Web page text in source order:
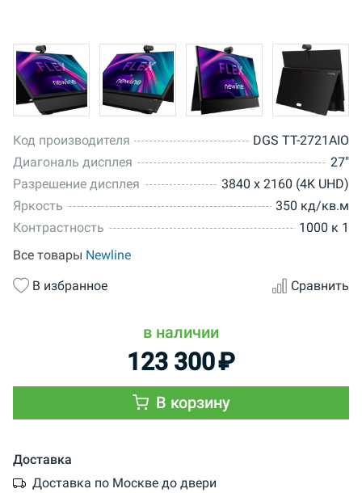
Код производителя
DGS TT-2721AIO
Диагональ дисплея
27"
Разрешение дисплея
3840 x 2160 (4K UHD)
Яркость
350 кд/кв.м
Контрастность
1000 к 1
Все товары Newline
В избранное
Сравнить
в наличии
123 300₽
В корзину
Доставка
Доставка по Москве до двери